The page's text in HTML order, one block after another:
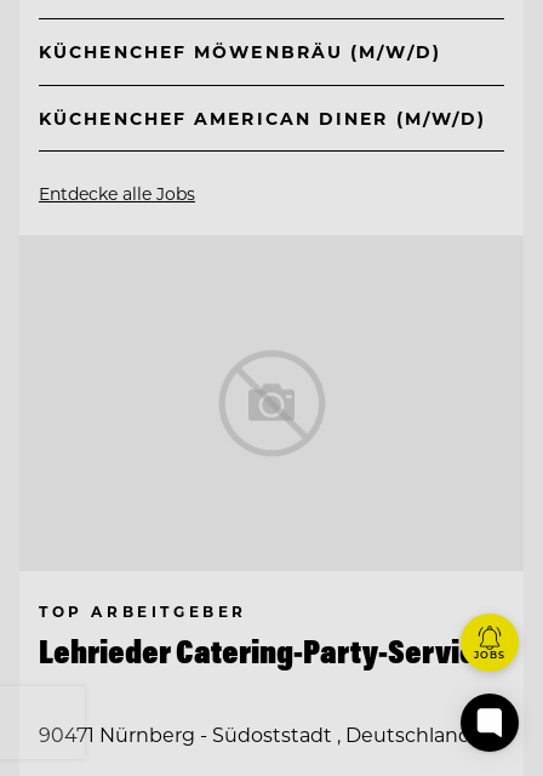
KÜCHENCHEF MÖWENBRÄU (M/W/D)
KÜCHENCHEF AMERICAN DINER (M/W/D)
Entdecke alle Jobs
TOP ARBEITGEBER
Lehrieder Catering-Party-Service
90471 Nürnberg - Südoststadt , Deutschland
JOBS